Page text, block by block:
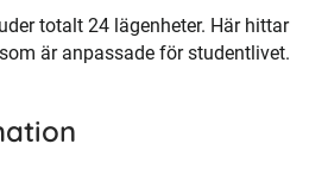
totalt 24 lägenheter. Här hittar
är anpassade för studentlivet.